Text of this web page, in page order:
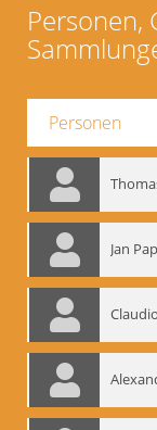
Personen,
Personen
Jan